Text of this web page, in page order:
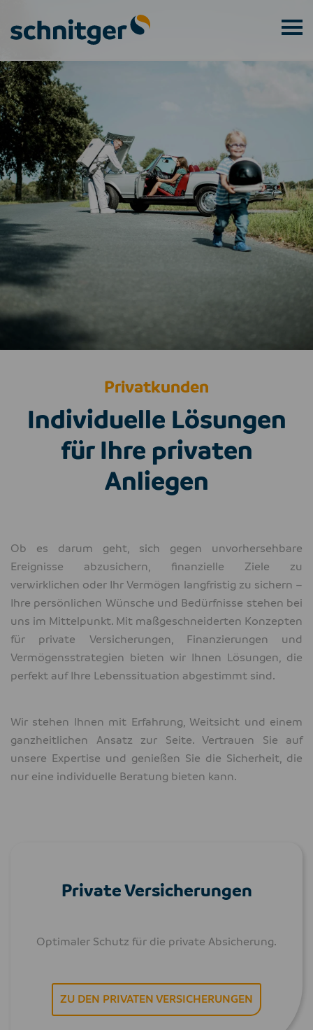
Privatkunden
Individuelle Lösungen
für Ihre privaten
Anliegen
Ob es darum geht, sich gegen unvorhersehbare
Ereignisse abzusichern, finanzielle Ziele zu
verwirklichen oder Ihr Vermögen langfristig zu sichern –
Ihre persönlichen Wünsche und Bedürfnisse stehen bei
uns im Mittelpunkt. Mit maßgeschneiderten Konzepten
für private Versicherungen, Finanzierungen und
Vermögensstrategien bieten wir Ihnen Lösungen, die
perfekt auf Ihre Lebenssituation abgestimmt sind.
Wir stehen Ihnen mit Erfahrung, Weitsicht und einem
ganzheitlichen Ansatz zur Seite. Vertrauen Sie auf
unsere Expertise und genießen Sie die Sicherheit, die
nur eine individuelle Beratung bieten kann.
Private Versicherungen
Optimaler Schutz für die private Absicherung.
ZU DEN PRIVATEN VERSICHERUNGEN